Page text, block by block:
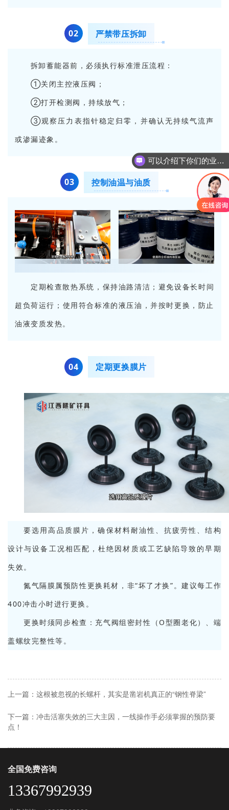
02 严禁带压拆卸
拆卸蓄能器前，必须执行标准泄压流程：
①关闭主控液压阀；
②打开检测阀，持续放气；
③观察压力表指针稳定归零，并确认无持续气流声
或渗漏迹象。
03 控制油温与油质
定期检查散热系统，保持油路清洁；避免设备长时间
超负荷运行；使用符合标准的液压油，并按时更换，防止
油液变质发热。
04 定期更换膜片
要选用高品质膜片，确保材料耐油性、抗疲劳性、结构
设计与设备工况相匹配，杜绝因材质或工艺缺陷导致的早期
失效。
氮气隔膜属预防性更换耗材，非“坏了才换”。建议每工作
400冲击小时进行更换。
更换时须同步检查：充气阀组密封性（O型圈老化）、端
盖螺纹完整性等。
上一篇：这根被忽视的长螺杆，其实是凿岩机真正的“钢性脊梁”
下一篇：冲击活塞失效的三大主因，一线操作手必须掌握的预防要
点！
全国免费咨询
13367992939
可以介绍下你们的业务么